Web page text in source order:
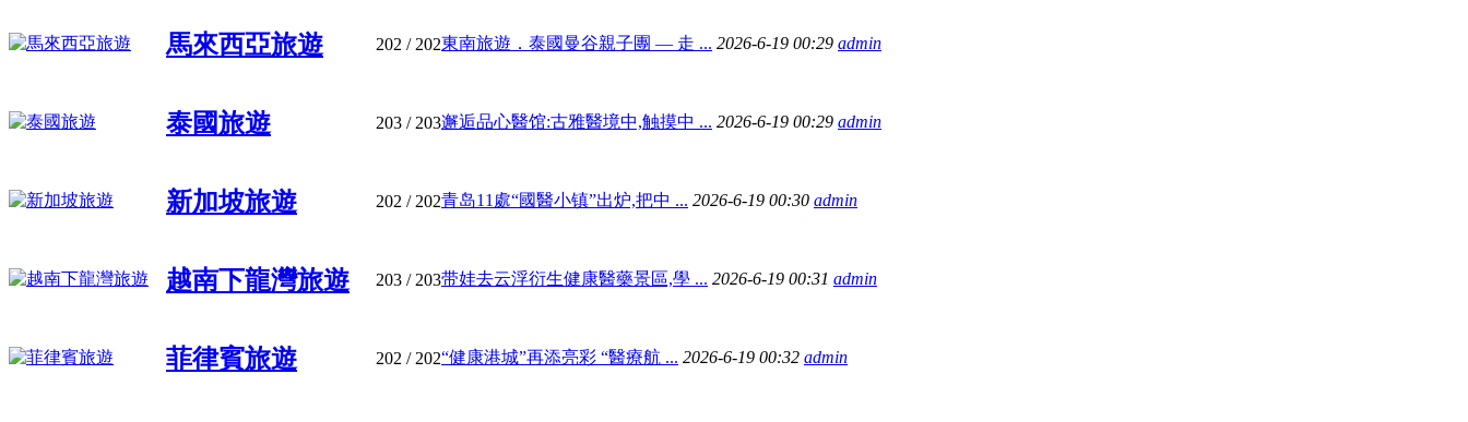
馬來西亞旅遊 202 / 202東南旅遊．泰國曼谷親子團 — 走 ... 2026-6-19 00:29 admin
泰國旅遊 203 / 203邂逅品心醫馆:古雅醫境中,触摸中 ... 2026-6-19 00:29 admin
新加坡旅遊 202 / 202青岛11處“國醫小镇”出炉,把中 ... 2026-6-19 00:30 admin
越南下龍灣旅遊 203 / 203带娃去云浮衍生健康醫藥景區,學 ... 2026-6-19 00:31 admin
菲律賓旅遊 202 / 202“健康港城”再添亮彩 “醫療航 ... 2026-6-19 00:32 admin